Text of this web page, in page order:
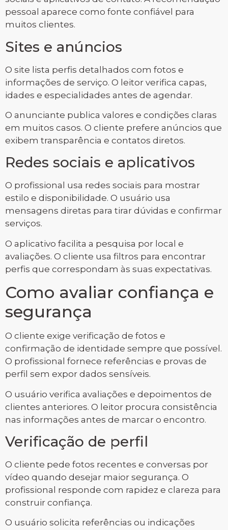
pessoal aparece como fonte confiável para
muitos clientes.
Sites e anúncios
O site lista perfis detalhados com fotos e
informações de serviço. O leitor verifica capas,
idades e especialidades antes de agendar.
O anunciante publica valores e condições claras
em muitos casos. O cliente prefere anúncios que
exibem transparência e contatos diretos.
Redes sociais e aplicativos
O profissional usa redes sociais para mostrar
estilo e disponibilidade. O usuário usa
mensagens diretas para tirar dúvidas e confirmar
serviços.
O aplicativo facilita a pesquisa por local e
avaliações. O cliente usa filtros para encontrar
perfis que correspondam às suas expectativas.
Como avaliar confiança e
segurança
O cliente exige verificação de fotos e
confirmação de identidade sempre que possível.
O profissional fornece referências e provas de
perfil sem expor dados sensíveis.
O usuário verifica avaliações e depoimentos de
clientes anteriores. O leitor procura consistência
nas informações antes de marcar o encontro.
Verificação de perfil
O cliente pede fotos recentes e conversas por
vídeo quando desejar maior segurança. O
profissional responde com rapidez e clareza para
construir confiança.
O usuário solicita referências ou indicações